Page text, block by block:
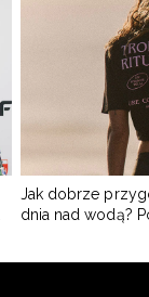
Jak dobrze
dnia nad wodą?